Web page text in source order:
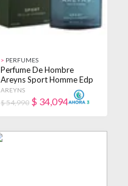
> PERFUMES
Perfume De Hombre
Areyns Sport Homme Edp
X100ml
AREYNS
$ 54,990 $ 34,094